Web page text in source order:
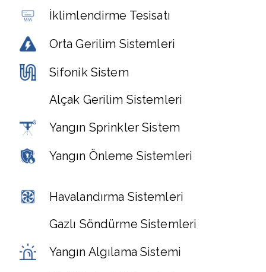
İklimlendirme Tesisatı
Orta Gerilim Sistemleri
Sifonik Sistem
Alçak Gerilim Sistemleri
Yangın Sprinkler Sistem
Yangın Önleme Sistemleri
Havalandırma Sistemleri
Gazlı Söndürme Sistemleri
Yangın Algılama Sistemi